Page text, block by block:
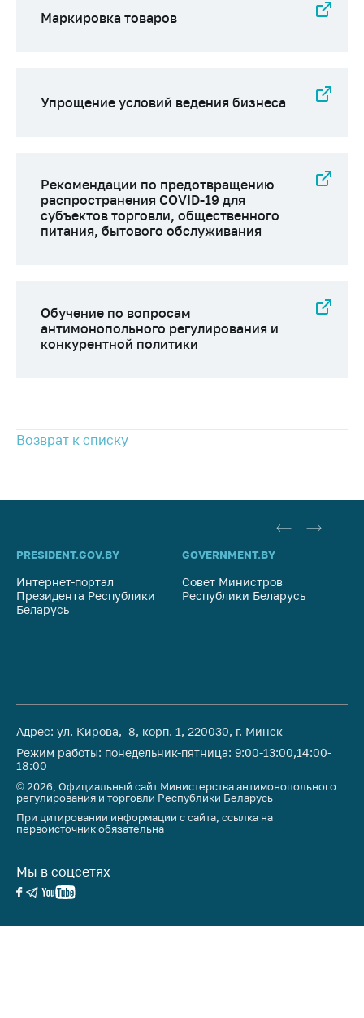
медицинские
изделия
работы
Горячая линия
Пресс-служба
Вышестоящий
Важное на сайте
Сообщить о росте
цен
назначения и
(отсутствия)
нарушения
антимонопольного
законодательства
обсуждение
Маркировка
товаров
Упрощение условий
ведения бизнеса
распространения
COVID-19 для
общественного
Маркировка товаров
Упрощение условий ведения бизнеса
Рекомендации по предотвращению
распространения COVID-19 для
субъектов торговли, общественного
питания, бытового обслуживания
Обучение по вопросам
антимонопольного регулирования и
конкурентной политики
Возврат к списку
PRESIDENT.GOV.BY
Интернет-портал
Президента Республики
Беларусь
GOVERNMENT.BY
Совет Министров
Республики Беларусь
Адрес: ул. Кирова, 8, корп. 1, 220030, г. Минск
Режим работы: понедельник-пятница: 9:00-13:00,14:00-
18:00
© 2026, Официальный сайт Министерства антимонопольного
регулирования и торговли Республики Беларусь
При цитировании информации с сайта, ссылка на
первоисточник обязательна
Мы в соцсетях